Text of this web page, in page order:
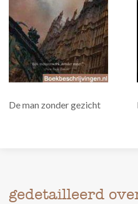
De man zonder gezicht
gedetailleerd